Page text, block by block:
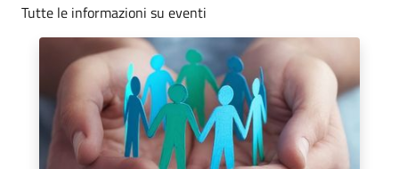
Tutte le informazioni su eventi